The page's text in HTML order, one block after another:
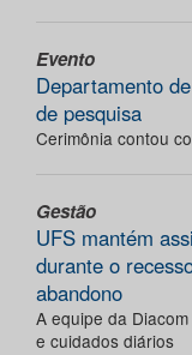
Evento
Departamento
de pesquisa
Cerimônia contou
Gestão
UFS mantém
durante o
abandono
A equipe da
e cuidados diários